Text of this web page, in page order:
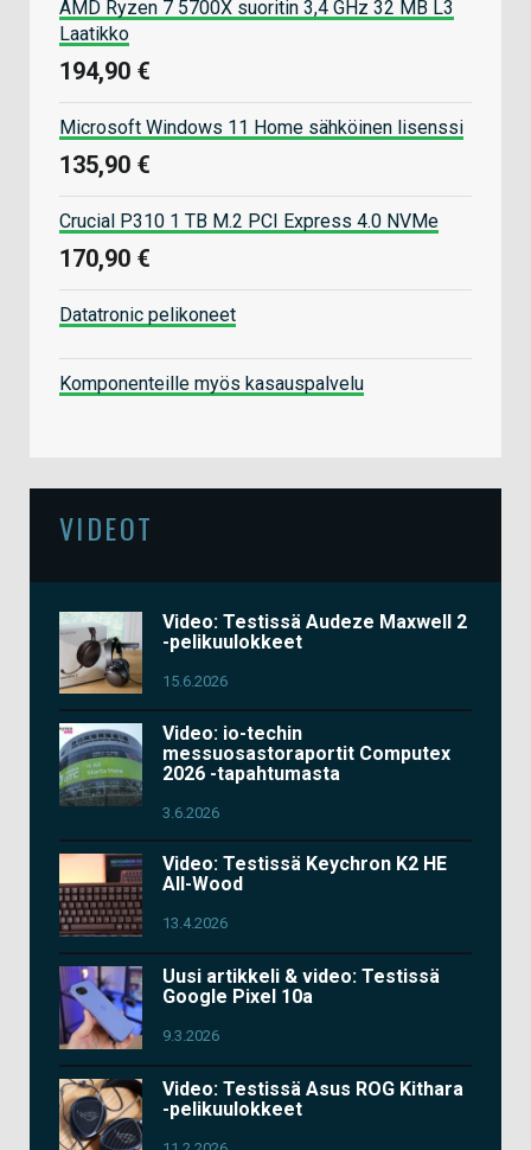
AMD Ryzen 7 5700X suoritin 3,4 GHz 32 MB L3
Laatikko
194,90 €
Microsoft Windows 11 Home sähköinen lisenssi
135,90 €
Crucial P310 1 TB M.2 PCI Express 4.0 NVMe
170,90 €
Datatronic pelikoneet
Komponenteille myös kasauspalvelu
VIDEOT
Video: Testissä Audeze Maxwell 2
-pelikuulokkeet
15.6.2026
Video: io-techin
messuosastoraportit Computex
2026 -tapahtumasta
3.6.2026
Video: Testissä Keychron K2 HE
All-Wood
13.4.2026
Uusi artikkeli & video: Testissä
Google Pixel 10a
9.3.2026
Video: Testissä Asus ROG Kithara
-pelikuulokkeet